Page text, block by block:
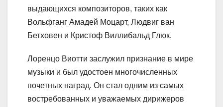
выдающихся композиторов, таких как
Вольфганг Амадей Моцарт, Людвиг ван
Бетховен и Кристоф Виллибальд Глюк.
Лоренцо Виотти заслужил признание в мире
музыки и был удостоен многочисленных
почетных наград. Он стал одним из самых
востребованных и уважаемых дирижеров